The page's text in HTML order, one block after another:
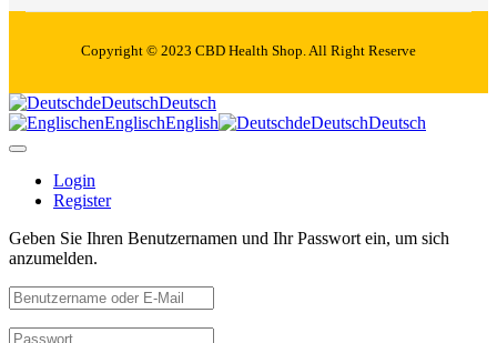
Copyright © 2023 CBD Health Shop. All Right Reserve
deDeutschDeutsch
enEnglischEnglish deDeutschDeutsch
Login
Register
Geben Sie Ihren Benutzernamen und Ihr Passwort ein, um sich
anzumelden.